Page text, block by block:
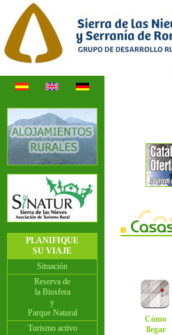
PLANIFIQUE
SU VIAJE
Situación
Reserva de
la Biosfera
y
Parque Natural
Turismo activo
Cómo
llegar